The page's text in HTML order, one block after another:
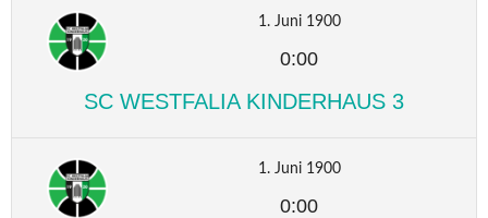
1. Juni 1900
0:00
SC WESTFALIA KINDERHAUS 3
1. Juni 1900
0:00